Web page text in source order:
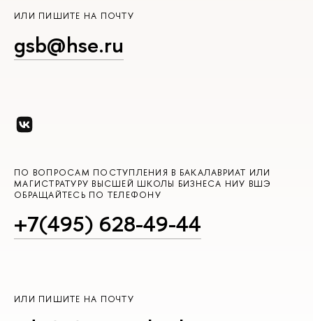
ИЛИ ПИШИТЕ НА ПОЧТУ
gsb@hse.ru
ПО ВОПРОСАМ ПОСТУПЛЕНИЯ В БАКАЛАВРИАТ ИЛИ
МАГИСТРАТУРУ ВЫСШЕЙ ШКОЛЫ БИЗНЕСА НИУ ВШЭ
ОБРАЩАЙТЕСЬ ПО ТЕЛЕФОНУ
+7(495) 628-49-44
ИЛИ ПИШИТЕ НА ПОЧТУ